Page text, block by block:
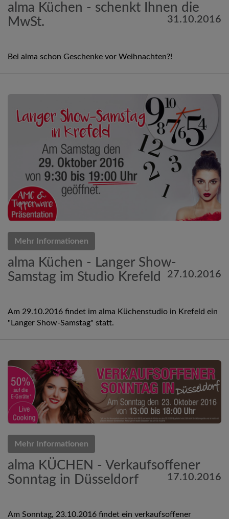
alma Küchen - schenkt Ihnen die
MwSt.
31.10.2016
Bei alma schon Geschenke vor Weihnachten?!
Mehr Informationen
alma Küchen - Langer Show-
Samstag im Studio Krefeld
27.10.2016
Am 29.10.2016 findet im alma Küchenstudio in Krefeld ein
"Langer Show-Samstag" statt.
Mehr Informationen
alma KÜCHEN - Verkaufsoffener
Sonntag in Düsseldorf
17.10.2016
Am Sonntag, 23.10.2016 findet ein verkaufsoffener